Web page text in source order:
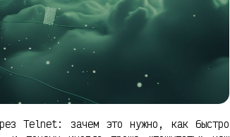
Telnet: зачем это нужно, как быстро